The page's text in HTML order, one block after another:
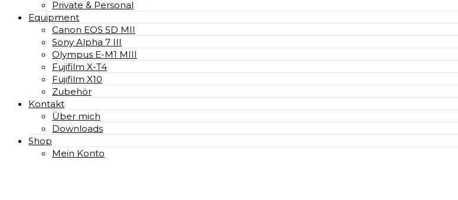
Private & Personal
Equipment
Canon EOS 5D MII
Sony Alpha 7 III
Olympus E-M1 MIII
Fujifilm X-T4
Fujifilm X10
Zubehör
Kontakt
Über mich
Downloads
Shop
Mein Konto